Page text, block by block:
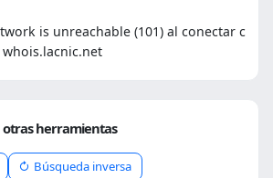
is unreachable (101) al conectar c
otras herramientas
Búsqueda inversa